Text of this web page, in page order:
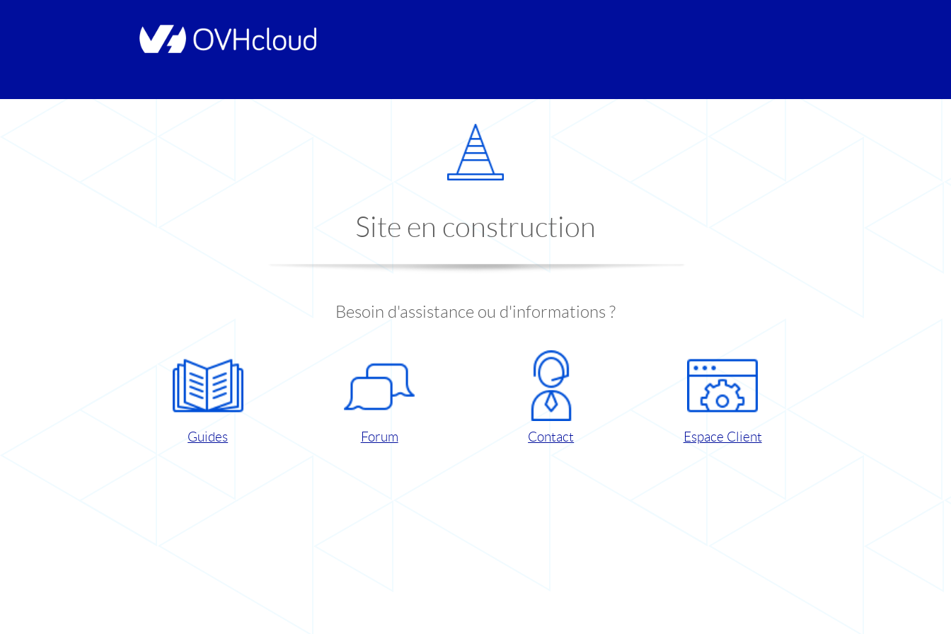
Site en construction
Besoin d'assistance ou d'informations ?
Guides Forum Contact Espace Client